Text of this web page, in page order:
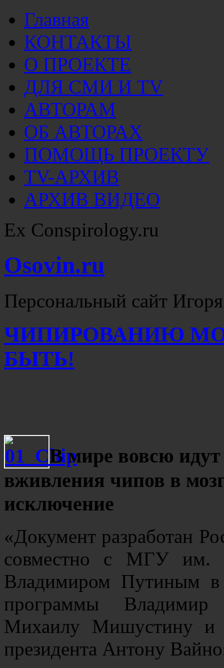
Главная
КОНТАКТЫ
О ПРОЕКТЕ
ДЛЯ СМИ И TV
АВТОРАМ
ОБ АВТОРАХ
ПОМОЩЬ ПРОЕКТУ
TV-АРХИВ
АРХИВ ВИДЕО
Ex Conspirology.ru
Osovin.ru
Персональный сайт
ЧИПИРОВАНИЮ
БЫТЬ!
В мире вовсю
вживления чипов в
исключение
«Документ разработан
совместно с МГУ им.
Владимиром Путиным в
программы
Михаилу Мишустину и
президента Антону